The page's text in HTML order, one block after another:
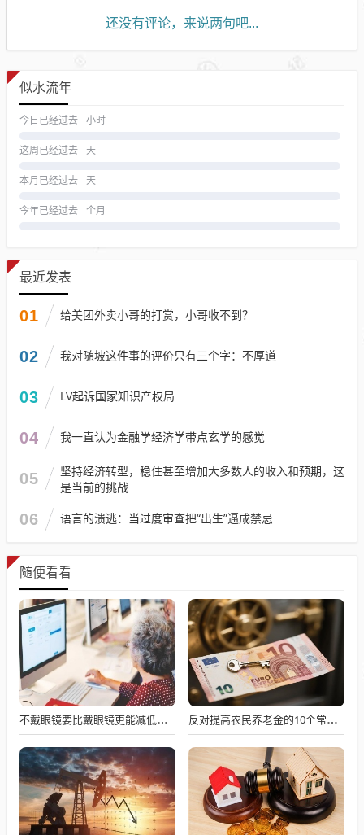
还没有评论，来说两句吧...
似水流年
今日已经过去 小时
这周已经过去 天
本月已经过去 天
今年已经过去 个月
最近发表
01 给美团外卖小哥的打赏，小哥收不到？
02 我对随坡这件事的评价只有三个字：不厚道
03 LV起诉国家知识产权局
04 我一直认为金融学经济学带点玄学的感觉
05
坚持经济转型，稳住甚至增加大多数人的收入和预期，这
是当前的挑战
06 语言的溃逃：当过度审查把“出生”逼成禁忌
随便看看
不戴眼镜要比戴眼镜更能减低近视度数 反对提高农民养老金的10个常见借口——别再用套话敷衍